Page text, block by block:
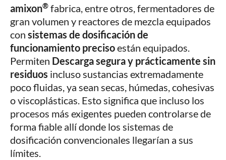
amixon® fabrica, entre otros, fermentadores de
gran volumen y reactores de mezcla equipados
con sistemas de dosificación de
funcionamiento precisoestán equipados.
Permiten Descarga segura y prácticamente sin
residuos incluso sustancias extremadamente
poco fluidas, ya sean secas, húmedas, cohesivas
o viscoplásticas. Esto significa que incluso los
procesos más exigentes pueden controlarse de
forma fiable allí donde los sistemas de
dosificación convencionales llegarían a sus
límites.